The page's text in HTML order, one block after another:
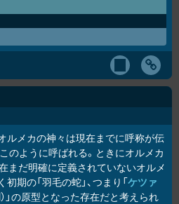
ルメカの神々は現在までに呼称が伝
のように呼ばれる。ときにオルメカ
まだ明確に定義されていないオルメ
期の「羽毛の蛇」、つまり「ケツァ
」の原型となった存在だと考えられ